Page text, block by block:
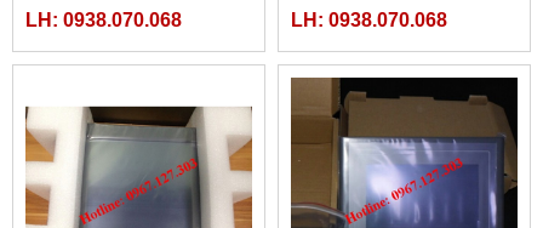
40MCRT-AC, FBS-40MART-
LH: 0938.070.068 LH: 0938.070.068